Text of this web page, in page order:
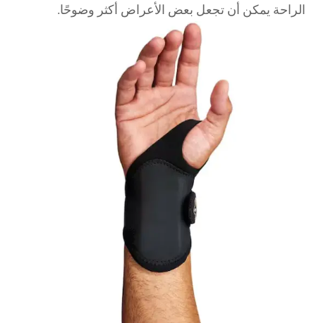
الراحة يمكن أن تجعل بعض الأعراض أكثر وضوحًا.